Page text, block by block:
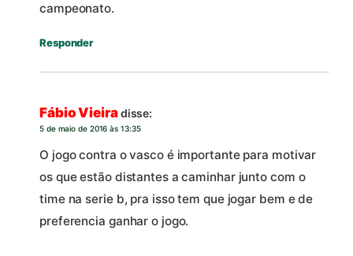
campeonato.
Responder
Fábio Vieiradisse:
5 de maio de 2016 às 13:35
O jogo contra o vasco é importante para motivar
os que estão distantes a caminhar junto com o
time na serie b, pra isso tem que jogar bem e de
preferencia ganhar o jogo.